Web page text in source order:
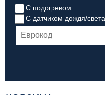
С подогревом
С датчиком дождя/света